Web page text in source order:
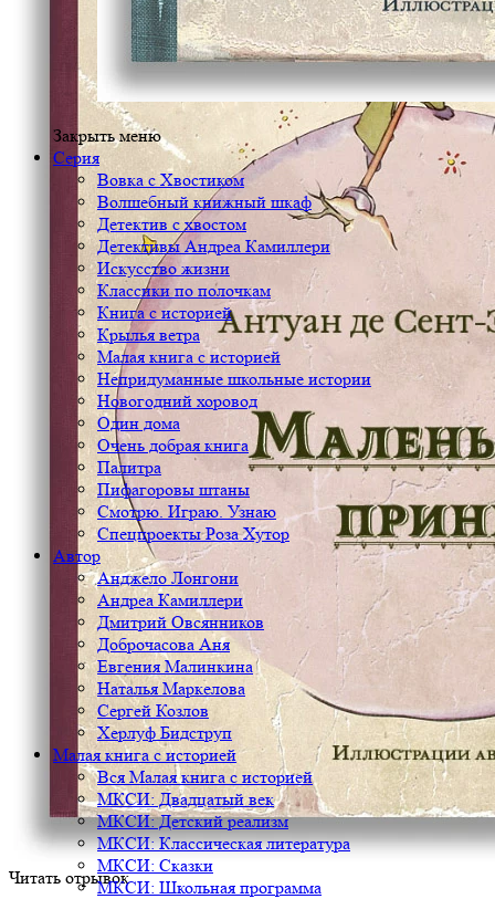
Закрыть меню
Серия
Вовка с Хвостиком
Волшебный книжный шкаф
Детектив с хвостом
Детективы Андреа Камиллери
Искусство жизни
Классики по полочкам
Книга с историей
Крылья ветра
Малая книга с историей
Непридуманные школьные истории
Новогодний хоровод
Один дома
Очень добрая книга
Палитра
Пифагоровы штаны
Смотрю. Играю. Узнаю
Спецпроекты Роза Хутор
Автор
Анджело Лонгони
Андреа Камиллери
Дмитрий Овсянников
Доброчасова Аня
Евгения Малинкина
Наталья Маркелова
Сергей Козлов
Херлуф Бидструп
Малая книга с историей
Вся Малая книга с историей
МКСИ: Двадцатый век
МКСИ: Детский реализм
МКСИ: Классическая литература
МКСИ: Сказки
МКСИ: Школьная программа
Читать отрывок